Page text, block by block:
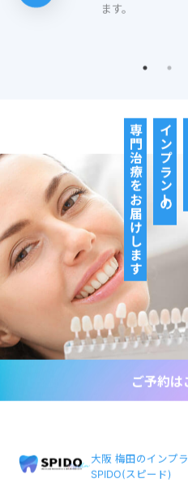
ます。
インプラントの
専門治療をお届けします
ご予約は
大阪 梅田のインプ
SPIDO(スピード)